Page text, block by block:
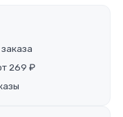
269 ₽